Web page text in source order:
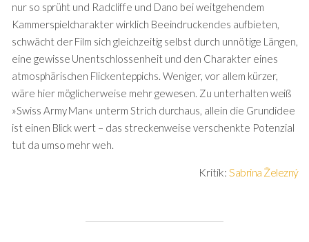
nur so sprüht und Radcliffe und Dano bei weitgehendem
Kammerspielcharakter wirklich Beeindruckendes aufbieten,
schwächt der Film sich gleichzeitig selbst durch unnötige Längen,
eine gewisse Unentschlossenheit und den Charakter eines
atmosphärischen Flickenteppichs. Weniger, vor allem kürzer,
wäre hier möglicherweise mehr gewesen. Zu unterhalten weiß
»Swiss Army Man« unterm Strich durchaus, allein die Grundidee
ist einen Blick wert – das streckenweise verschenkte Potenzial
tut da umso mehr weh.
Kritik:Sabrina Železný